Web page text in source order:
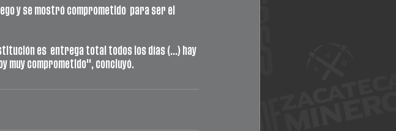
y se mostró comprometido  para ser el
es  entrega total todos los dí­as (...) hay
muy comprometido", concluyó.